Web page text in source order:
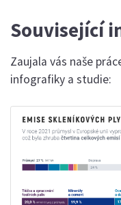
Související
Zaujala vás naše
infografiky a studie: